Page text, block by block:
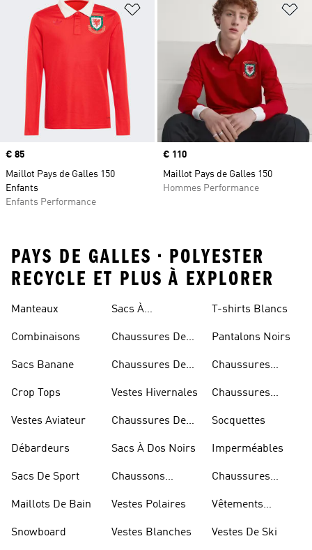
Ajouter à la Liste de produits
Prix
€ 85
Maillot Pays de Galles 150
Enfants
Enfants Performance
Prix
€ 110
Maillot Pays de Galles 150
Hommes Performance
PAYS DE GALLES • POLYESTER
RECYCLE ET PLUS À EXPLORER
Manteaux
Combinaisons
Sacs Banane
Crop Tops
Vestes Aviateur
Débardeurs
Sacs De Sport
Maillots De Bain
Snowboard
Rouges
Sacs À
Chaussures De
Chaussures De
Vestes Hivernales
Chaussures De
Sacs À Dos Noirs
Chaussons
Vestes Polaires
Vestes Blanches
T-shirts Blancs
Pantalons Noirs
Chaussures
Chaussures
Socquettes
Imperméables
Chaussures
Vêtements
Vestes De Ski